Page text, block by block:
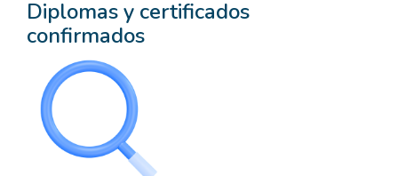
Diplomas y certificados
confirmados